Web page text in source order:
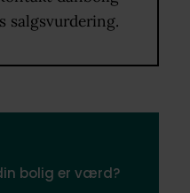
salgsvurdering.
bolig er værd?